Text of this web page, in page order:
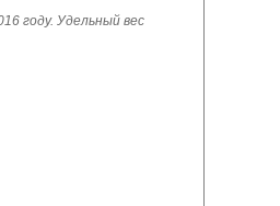
году. Удельный вес